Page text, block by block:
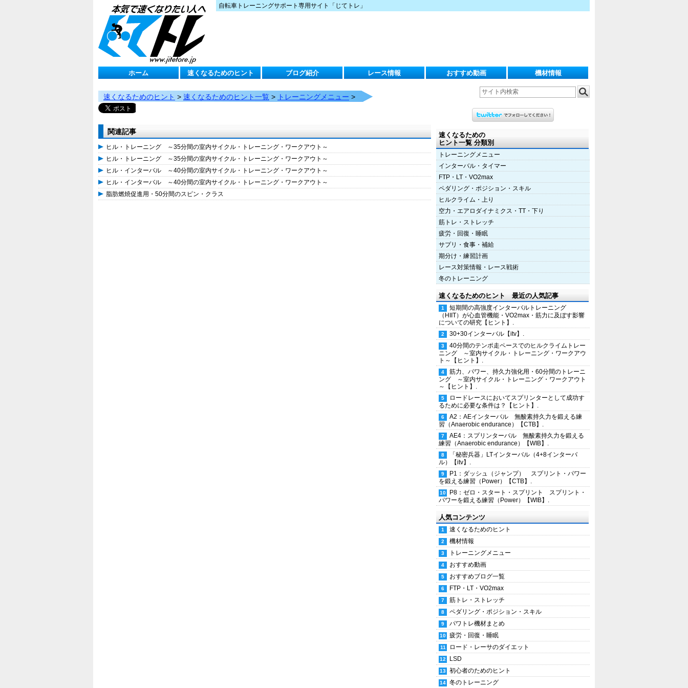
自転車トレーニングサポート専用サイト「じてトレ」
ホーム 速くなるためのヒント ブログ紹介 レース情報 おすすめ動画 機材情報
速くなるためのヒント > 速くなるためのヒント一覧 > トレーニングメニュー >
関連記事
ヒル・トレーニング ～35分間の室内サイクル・トレーニング・ワークアウト～
ヒル・トレーニング ～35分間の室内サイクル・トレーニング・ワークアウト～
ヒル・インターバル ～40分間の室内サイクル・トレーニング・ワークアウト～
ヒル・インターバル ～40分間の室内サイクル・トレーニング・ワークアウト～
脂肪燃焼促進用・50分間のスピン・クラス
速くなるための
ヒント一覧 分類別
トレーニングメニュー
インターバル・タイマー
FTP・LT・VO2max
ペダリング・ポジション・スキル
ヒルクライム・上り
空力・エアロダイナミクス・TT・下り
筋トレ・ストレッチ
疲労・回復・睡眠
サプリ・食事・補給
期分け・練習計画
レース対策情報・レース戦術
冬のトレーニング
速くなるためのヒント 最近の人気記事
短期間の高強度インターバルトレーニング
（HIIT）が心血管機能・VO2max・筋力に及ぼす影響
についての研究【ヒント】.
30+30インターバル【itv】.
40分間のテンポ走ペースでのヒルクライムトレー
ニング ～室内サイクル・トレーニング・ワークアウ
ト～【ヒント】.
筋力、パワー、持久力強化用・60分間のトレーニ
ング ～室内サイクル・トレーニング・ワークアウト
～【ヒント】.
ロードレースにおいてスプリンターとして成功す
るために必要な条件は？【ヒント】.
A2：AEインターバル 無酸素持久力を鍛える練
習（Anaerobic endurance）【CTB】.
AE4：スプリンターバル 無酸素持久力を鍛える
練習（Anaerobic endurance）【WIB】.
「秘密兵器」LTインターバル（4+8インターバ
ル）【itv】.
P1：ダッシュ（ジャンプ） スプリント・パワー
を鍛える練習（Power）【CTB】.
P8：ゼロ・スタート・スプリント スプリント・
パワーを鍛える練習（Power）【WIB】.
人気コンテンツ
速くなるためのヒント
機材情報
トレーニングメニュー
おすすめ動画
おすすめブログ一覧
FTP・LT・VO2max
筋トレ・ストレッチ
ペダリング・ポジション・スキル
パワトレ機材まとめ
疲労・回復・睡眠
ロード・レーサのダイエット
LSD
初心者のためのヒント
冬のトレーニング